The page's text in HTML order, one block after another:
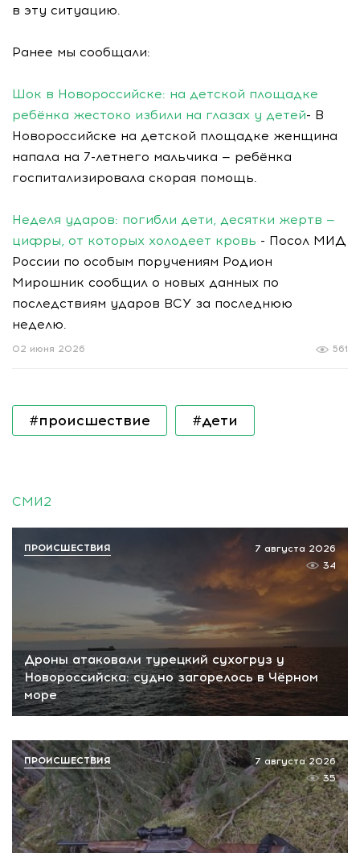
в эту ситуацию.
Ранее мы сообщали:
Шок в Новороссийске: на детской площадке
ребёнка жестоко избили на глазах у детей- В
Новороссийске на детской площадке женщина
напала на 7-летнего мальчика — ребёнка
госпитализировала скорая помощь.
Неделя ударов: погибли дети, десятки жертв —
цифры, от которых холодеет кровь - Посол МИД
России по особым поручениям Родион
Мирошник сообщил о новых данных по
последствиям ударов ВСУ за последнюю
неделю.
561
02 июня 2026
#происшествие #дети
СМИ2
Дроны атаковали турецкий сухогруз у
Новороссийска: судно загорелось в Чёрном
море
7 августа 2026
34
ПРОИСШЕСТВИЯ
7 августа 2026
35
ПРОИСШЕСТВИЯ